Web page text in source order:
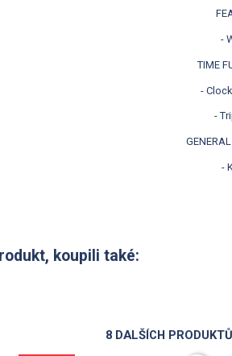
-
TIME
-
-
-
koupili také:
8 DALŠÍCH